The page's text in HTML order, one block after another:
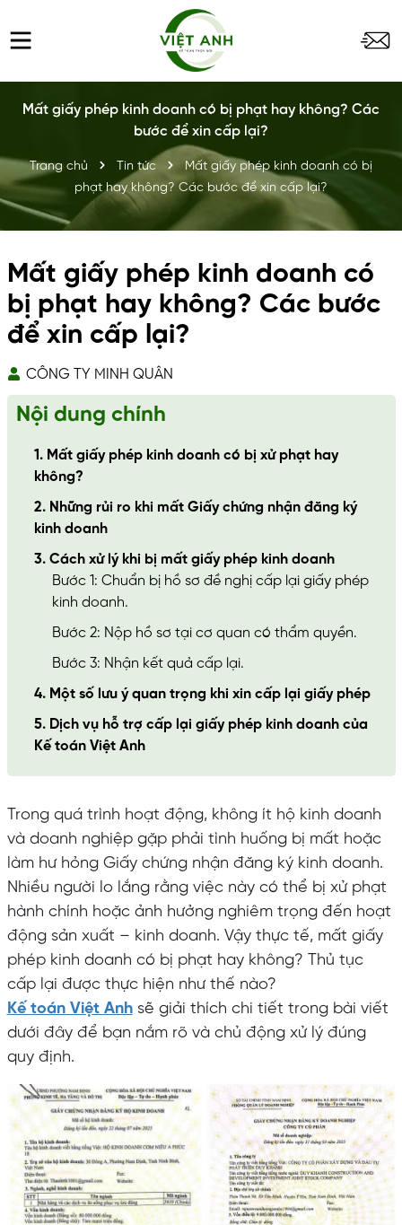
Mất giấy phép kinh doanh có bị phạt hay không? Các
bước để xin cấp lại?
Trang chủ Tin tức
Mất giấy phép kinh doanh có bị
phạt hay không? Các bước để xin cấp lại?
Mất giấy phép kinh doanh có
bị phạt hay không? Các bước
để xin cấp lại?
CÔNG TY MINH QUÂN
Nội dung chính
1. Mất giấy phép kinh doanh có bị xử phạt hay
không?
2. Những rủi ro khi mất Giấy chứng nhận đăng ký
kinh doanh
3. Cách xử lý khi bị mất giấy phép kinh doanh
Bước 1: Chuẩn bị hồ sơ đề nghị cấp lại giấy phép
kinh doanh.
Bước 2: Nộp hồ sơ tại cơ quan có thẩm quyền.
Bước 3: Nhận kết quả cấp lại.
4. Một số lưu ý quan trọng khi xin cấp lại giấy phép
5. Dịch vụ hỗ trợ cấp lại giấy phép kinh doanh của
Kế toán Việt Anh
Trong quá trình hoạt động, không ít hộ kinh doanh
và doanh nghiệp gặp phải tình huống bị mất hoặc
làm hư hỏng Giấy chứng nhận đăng ký kinh doanh.
Nhiều người lo lắng rằng việc này có thể bị xử phạt
hành chính hoặc ảnh hưởng nghiêm trọng đến hoạt
động sản xuất – kinh doanh. Vậy thực tế, mất giấy
phép kinh doanh có bị phạt hay không? Thủ tục
cấp lại được thực hiện như thế nào?
Kế toán Việt Anhsẽ giải thích chi tiết trong bài viết
dưới đây để bạn nắm rõ và chủ động xử lý đúng
quy định.